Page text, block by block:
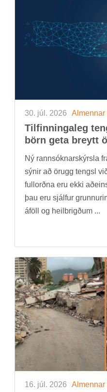
30. júl. 2026 Al­menn­ar
Til­finn­inga­leg
börn geta breytt
Ný rann­sókn­ar­skýrsla
sýn­ir að ör­ugg tengsl
full­orðna eru ekki
þau eru sjálf­ur
áföll og heil­brigð­um ...
16. júl. 2026 Al­menn­ar